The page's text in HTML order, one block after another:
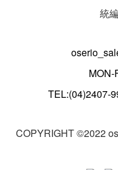
統
MON-
TEL:(04)2407-
COPYRIGHT ©2022